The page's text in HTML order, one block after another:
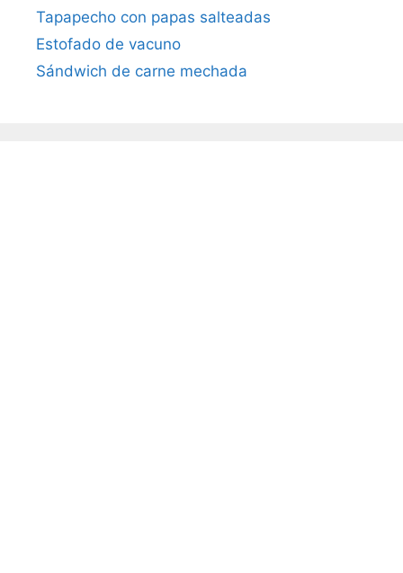
Tapapecho con papas salteadas
Estofado de vacuno
Sándwich de carne mechada